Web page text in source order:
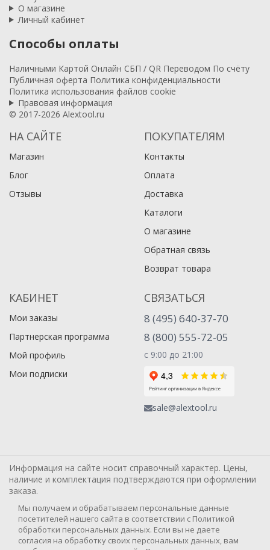
О магазине
Личный кабинет
Способы оплаты
Наличными Картой Онлайн СБП / QR Переводом По счёту
Публичная оферта Политика конфиденциальности
Политика использования файлов cookie
Правовая информация
© 2017-2026 Alextool.ru
НА САЙТЕ
Магазин
Блог
Отзывы
ПОКУПАТЕЛЯМ
Контакты
Оплата
Доставка
Каталоги
О магазине
Обратная связь
Возврат товара
КАБИНЕТ
Мои заказы
Партнерская программа
Мой профиль
Мои подписки
СВЯЗАТЬСЯ
8 (495) 640-37-70
8 (800) 555-72-05
с 9:00 до 21:00
sale@alextool.ru
Информация на сайте носит справочный характер. Цены,
наличие и комплектация подтверждаются при оформлении
заказа.
Мы получаем и обрабатываем персональные данные
посетителей нашего сайта в соответствии с Политикой
обработки персональных данных. Если вы не даете
согласия на обработку своих персональных данных, вам